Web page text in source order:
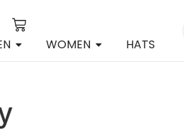
WOMEN HATS